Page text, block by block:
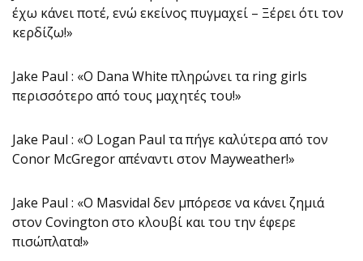
έχω κάνει ποτέ, ενώ εκείνος πυγμαχεί – Ξέρει ότι τον
κερδίζω!»
Jake Paul : «Ο Dana White πληρώνει τα ring girls
περισσότερο από τους μαχητές του!»
Jake Paul : «Ο Logan Paul τα πήγε καλύτερα από τον
Conor McGregor απέναντι στον Mayweather!»
Jake Paul : «Ο Masvidal δεν μπόρεσε να κάνει ζημιά
στον Covington στο κλουβί και του την έφερε
πισώπλατα!»